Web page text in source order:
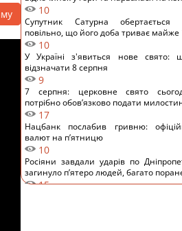
10
Супутник Сатурна обертається
повільно, що його доба триває майже
10
У Україні з'явиться нове свято:
відзначати 8 серпня
9
7 серпня: церковне свято
потрібно обов’язково подати
17
Нацбанк послабив гривню:
валют на п’ятницю
10
Росіяни завдали ударів по
загинуло пʼятеро людей, багато
15